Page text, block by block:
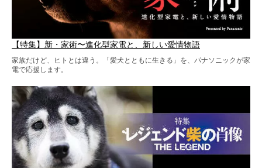
【特集】新・家術〜進化型家電と、新しい愛情物語
家族だけど、ヒトとは違う。「愛犬とともに生きる」を、パナソニックが家
電で応援します。